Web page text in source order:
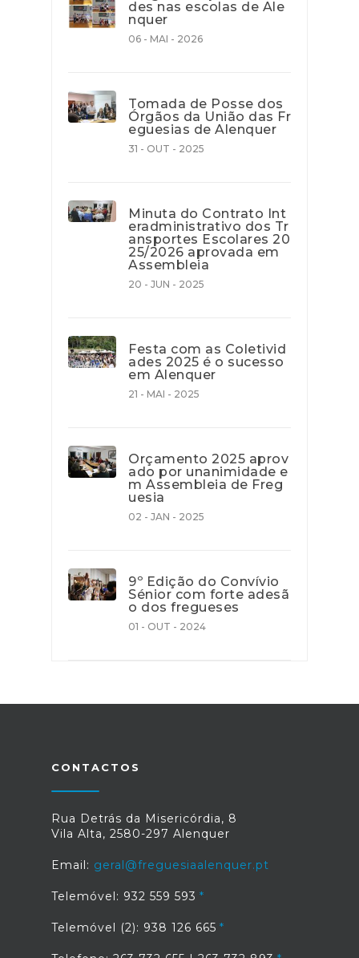
des nas escolas de Ale
nquer
06 - MAI - 2026
Tomada de Posse dos
Órgãos da União das Fr
eguesias de Alenquer
31 - OUT - 2025
Minuta do Contrato Int
eradministrativo dos Tr
ansportes Escolares 20
25/2026 aprovada em
Assembleia
20 - JUN - 2025
Festa com as Coletivid
ades 2025 é o sucesso
em Alenquer
21 - MAI - 2025
Orçamento 2025 aprov
ado por unanimidade e
m Assembleia de Freg
uesia
02 - JAN - 2025
9º Edição do Convívio
Sénior com forte adesã
o dos fregueses
01 - OUT - 2024
CONTACTOS
Rua Detrás da Misericórdia, 8
Vila Alta, 2580-297 Alenquer
Email: geral@freguesiaalenquer.pt
Telemóvel: 932 559 593
Telemóvel (2): 938 126 665